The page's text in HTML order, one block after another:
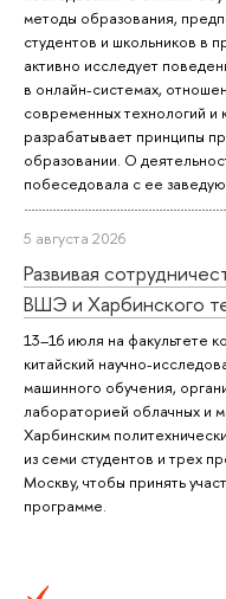
методы образования,
студентов и школьников в
активно исследует
в онлайн-системах,
современных технологий и
разрабатывает принципы
образовании. О
побеседовала с ее
5 августа 2026
Развивая
ВШЭ и Харбинского
13–16 июля на факультете
китайский научно-
машинного обучения,
лабораторией облачных и
Харбинским
из семи студентов и трех
Москву, чтобы принять
программе.